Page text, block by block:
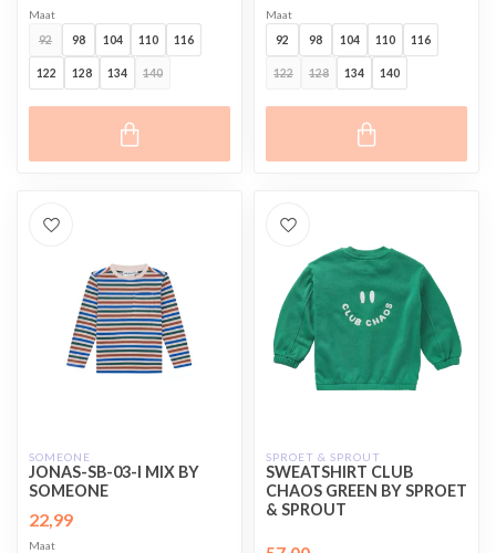
Maat
92
98 104 110 116
122 128 134 140
Maat
92
98 104 110 116
122 128 134 140
SOMEONE
JONAS-SB-03-I MIX BY
SOMEONE
22,99
Maat
SPROET & SPROUT
SWEATSHIRT CLUB
CHAOS GREEN BY SPROET
& SPROUT